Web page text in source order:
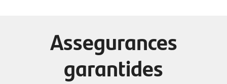
Assegurances
garantides